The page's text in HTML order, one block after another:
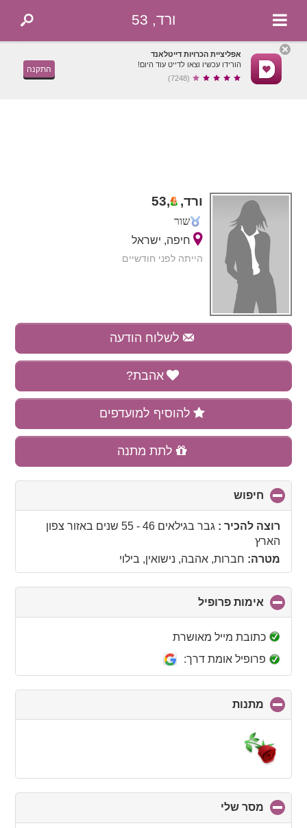
ורד, 53
אפליציית הכרויות דייטלאנד
הורידו עכשיו וצאו לדייט עוד היום!
(7248)
התקנה
ורד, ,
53
שור
חיפה, ישראל
הייתה לפני חודשיים
לשלוח הודעה
אהבת?
להוסיף למועדפים
לתת מתנה
חיפוש
to
collapseרוצה להכיר : גבר בגילאים 46 - 55 שנים באזור צפון
הארץ
מטרה: חברות, אהבה, נישואין, בילוי
אימות פרופיל
to
contents
כתובת מייל מאושרת
פרופיל אומת דרך:
מתנות
to
מסר שלי
to